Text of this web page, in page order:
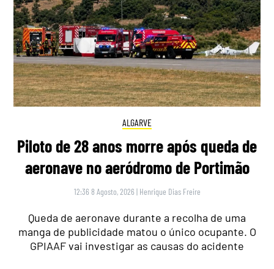
ALGARVE
Piloto de 28 anos morre após queda de
aeronave no aeródromo de Portimão
12:36 8 Agosto, 2026 | Henrique Dias Freire
Queda de aeronave durante a recolha de uma
manga de publicidade matou o único ocupante. O
GPIAAF vai investigar as causas do acidente